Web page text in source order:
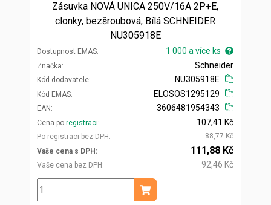
Zásuvka NOVÁ UNICA 250V/16A 2P+E,
clonky, bezšroubová, Bílá SCHNEIDER
NU305918E
Dostupnost EMAS 1 000 a více ks
Značka
Kód dodavatele
Schneider
NU305918E
Kód EMAS
EAN
ELOSOS1295129
3606481954343
Cena po registraci
Po registraci bez DPH
107,41 Kč
88,77 Kč
Vaše cena s DPH
Vaše cena bez DPH
111,88 Kč
92,46 Kč
ks
Přidat do košíku